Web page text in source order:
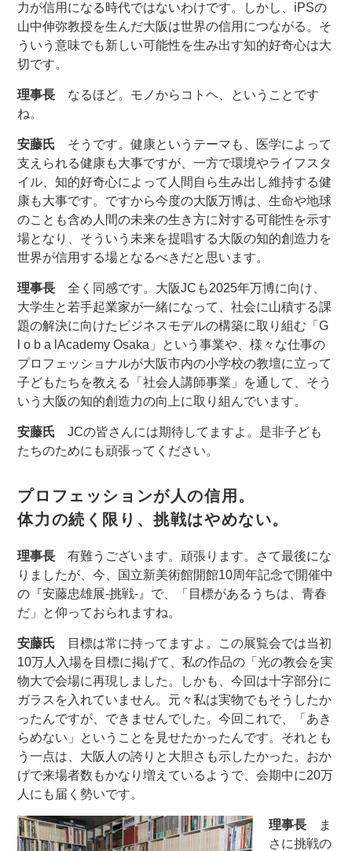
力が信用になる時代ではないわけです。しかし、iPSの
山中伸弥教授を生んだ大阪は世界の信用につながる。そ
ういう意味でも新しい可能性を生み出す知的好奇心は大
切です。
理事長 なるほど。モノからコトヘ、ということです
ね。
安藤氏 そうです。健康というテーマも、医学によって
支えられる健康も大事ですが、一方で環境やライフスタ
イル、知的好奇心によって人間自ら生み出し維持する健
康も大事です。ですから今度の大阪万博は、生命や地球
のことも含め人間の未来の生き方に対する可能性を示す
場となり、そういう未来を提唱する大阪の知的創造力を
世界が信用する場となるべきだと思います。
理事長 全く同感です。大阪JCも2025年万博に向け、
大学生と若手起業家が一緒になって、社会に山積する課
題の解決に向けたビジネスモデルの構築に取り組む「G
l o b a lAcademy Osaka」という事業や、様々な仕事の
プロフェッショナルが大阪市内の小学校の教壇に立って
子どもたちを教える「社会人講師事業」を通して、そう
いう大阪の知的創造力の向上に取り組んでいます。
安藤氏 JCの皆さんには期待してますよ。是非子ども
たちのためにも頑張ってください。
プロフェッションが人の信用。
体力の続く限り、挑戦はやめない。
理事長 有難うございます。頑張ります。さて最後にな
りましたが、今、国立新美術館開館10周年記念で開催中
の『安藤忠雄展-挑戦-』で、「目標があるうちは、青春
だ」と仰っておられますね。
安藤氏 目標は常に持ってますよ。この展覧会では当初
10万人入場を目標に掲げて、私の作品の「光の教会を実
物大で会場に再現しました。しかも、今回は十字部分に
ガラスを入れていません。元々私は実物でもそうしたか
ったんですが、できませんでした。今回これで、「あき
らめない」ということを見せたかったんです。それとも
う一点は、大阪人の誇りと大胆さも示したかった。おか
げで来場者数もかなり増えているようで、会期中に20万
人にも届く勢いです。
理事長 ま
さに挑戦の